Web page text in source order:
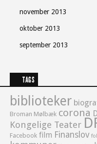
november 2013
oktober 2013
september 2013
TAGS
biblioteker
Broman Mølbæk corona
Kongelige Teater
Facebook film Finanslov